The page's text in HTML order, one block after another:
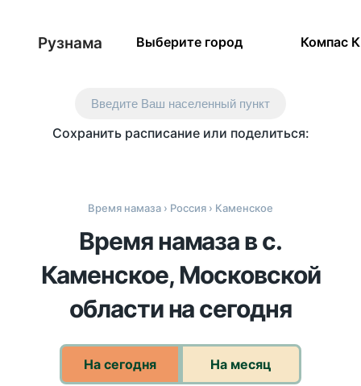
Рузнама Выберите город Компас
Введите Ваш населенный пункт
Сохранить расписание или поделиться:
Время намаза › Россия › Каменское
Время намаза в с.
Каменское, Московской
области на сегодня
На сегодня На месяц